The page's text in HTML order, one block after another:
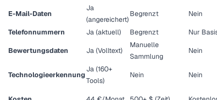
E-Mail-Daten
Ja
(angereichert)
Begrenzt Nein
Telefonnummern Ja (aktuell) Begrenzt Nur
Bewertungsdaten Ja (Volltext)
Manuelle
Sammlung
Nein
Technologieerkennung
Ja (160+
Tools)
Nein Nein